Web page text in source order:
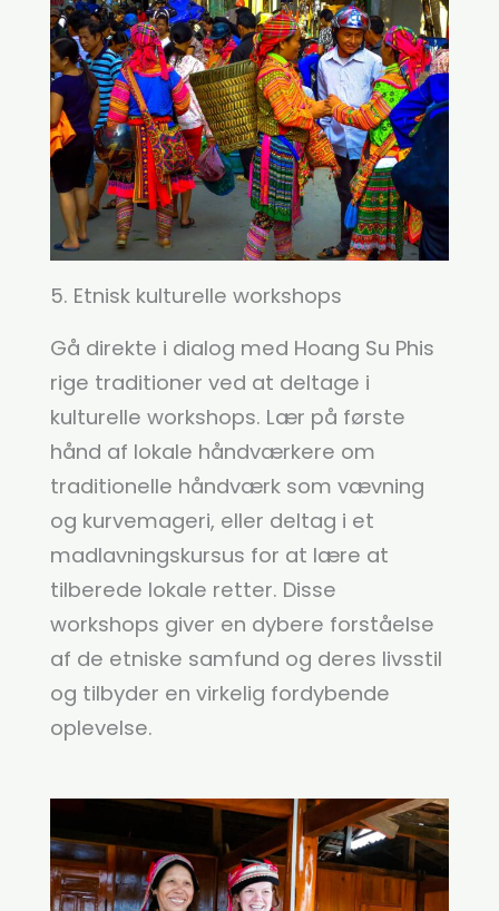
5. Etnisk kulturelle workshops
Gå direkte i dialog med Hoang Su Phis
rige traditioner ved at deltage i
kulturelle workshops. Lær på første
hånd af lokale håndværkere om
traditionelle håndværk som vævning
og kurvemageri, eller deltag i et
madlavningskursus for at lære at
tilberede lokale retter. Disse
workshops giver en dybere forståelse
af de etniske samfund og deres livsstil
og tilbyder en virkelig fordybende
oplevelse.